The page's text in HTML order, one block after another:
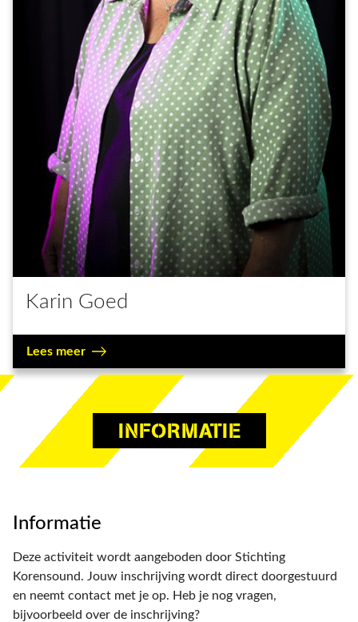
Karin Goed
Lees meer
INFORMATIE
Informatie
Deze activiteit wordt aangeboden door Stichting
Korensound. Jouw inschrijving wordt direct doorgestuurd
en neemt contact met je op. Heb je nog vragen,
bijvoorbeeld over de inschrijving?